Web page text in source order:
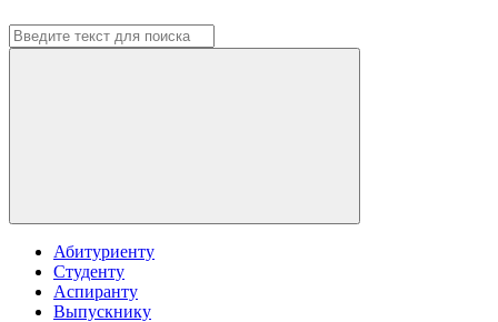
Абитуриенту
Студенту
Аспиранту
Выпускнику